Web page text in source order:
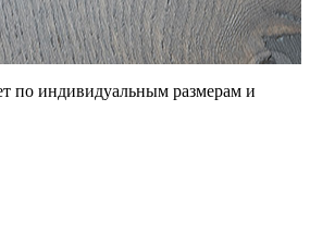
по индивидуальным размерам и